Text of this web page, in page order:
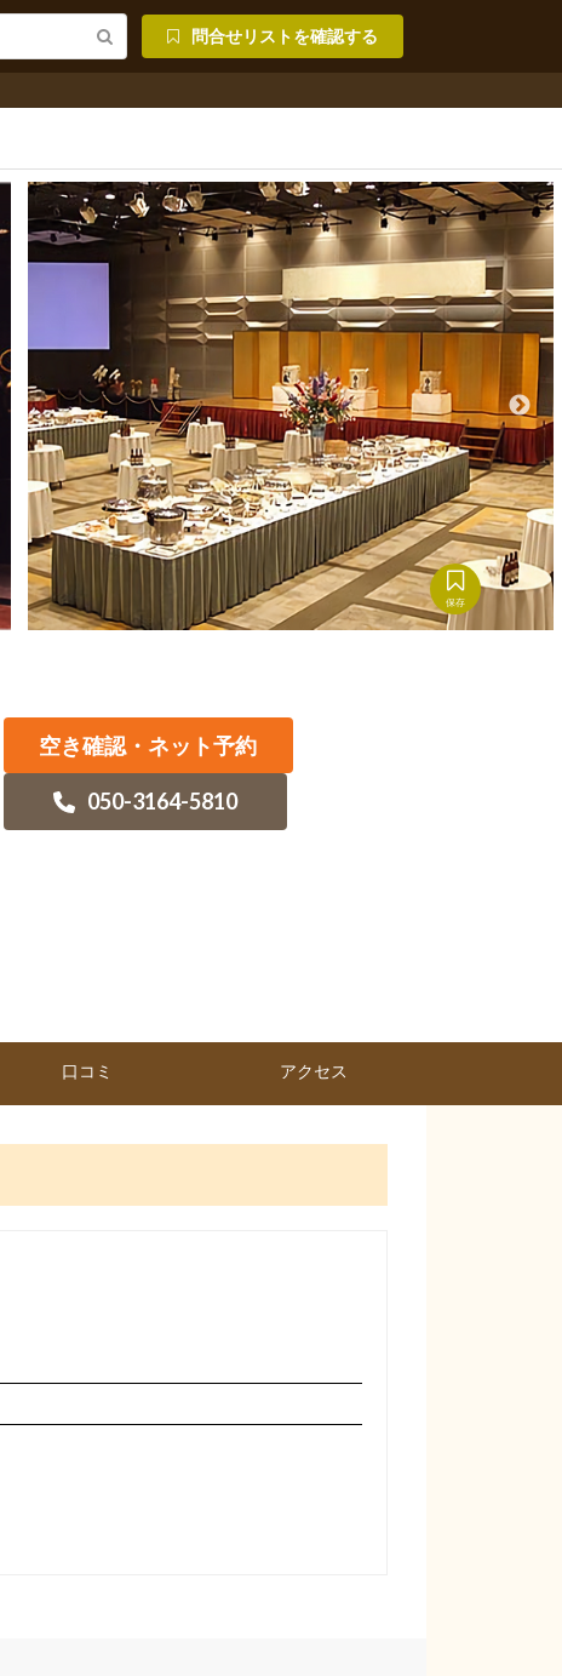
問合せリストを確認する
保存
空き確認・ネット予約
050-3164-5810
口コミ アクセス